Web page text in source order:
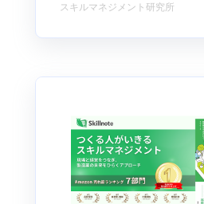
スキルマネジメント研究所